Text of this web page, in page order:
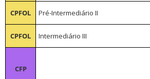
CPFOL Pré-Intermediário II
CPFOL Intermediário III
CFP